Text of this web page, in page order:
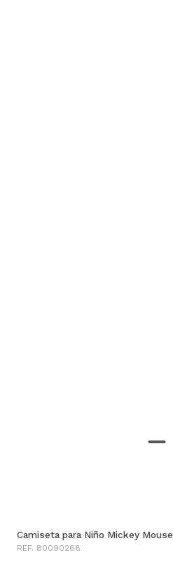
Camiseta para Niño Mickey Mouse
REF. 80090268